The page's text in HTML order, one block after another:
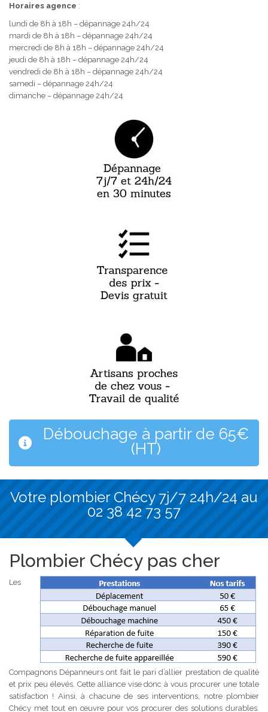
Horaires agence :
lundi de 8h à 18h – dépannage 24h/24
mardi de 8h à 18h – dépannage 24h/24
mercredi de 8h à 18h – dépannage 24h/24
jeudi de 8h à 18h – dépannage 24h/24
vendredi de 8h à 18h – dépannage 24h/24
samedi – dépannage 24h/24
dimanche – dépannage 24h/24
Débouchage à partir de 65€
(HT)
Votre plombier Chécy 7j/7 24h/24 au
02 38 42 73 57
Plombier Chécy pas cher
Les
Compagnons Dépanneurs ont fait le pari d’allier prestation de qualité
et prix peu élevés. Cette alliance vise donc à vous procurer une totale
satisfaction ! Ainsi, à chacune de ses interventions, notre plombier
Chécy met tout en œuvre pour vos procurer des solutions durables.